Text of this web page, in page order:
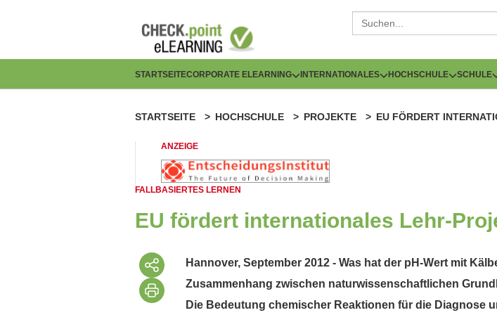
H
p
t
n
a
v
i
STARTSEITECORPORATE ELEARNING INTERNATIONALES HOCHSCHULE SCHULE
P
f
a
d
a
v
STARTSEITE HOCHSCHULE PROJEKTE EU FÖRDERT
ANZEIGE
FALLBASIERTES LERNEN
EU fördert internationales Lehr-
Hannover, September 2012 - Was hat der pH-Wert mit
Zusammenhang zwischen naturwissenschaftlichen
Die Bedeutung chemischer Reaktionen für die